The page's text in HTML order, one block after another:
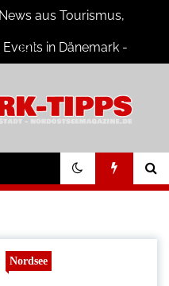
aus Tourismus,
in Dänemark -
in
Nordsee